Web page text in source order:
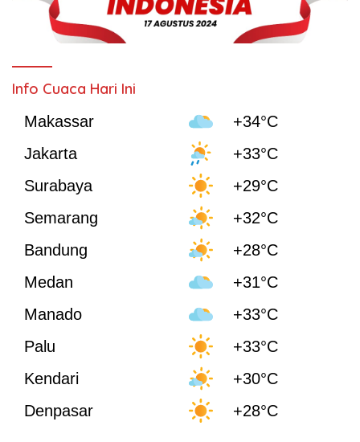
Info Cuaca Hari Ini
Makassar
+34°C
Jakarta
+33°C
Surabaya
+29°C
Semarang
+32°C
Bandung
+28°C
Medan
+31°C
Manado
+33°C
Palu
+33°C
Kendari
+30°C
Denpasar
+28°C